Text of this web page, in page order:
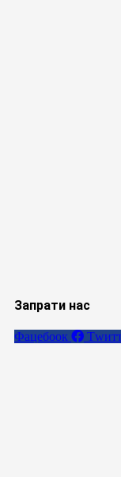
Запрати нас
Фацебоок